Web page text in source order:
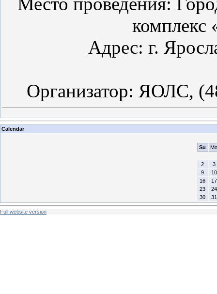
комплекс
Адрес: г.
Организатор: ЯОЛС,
Calendar
Su
2
3
9
10
16
17
23
24
30
31
Full website version